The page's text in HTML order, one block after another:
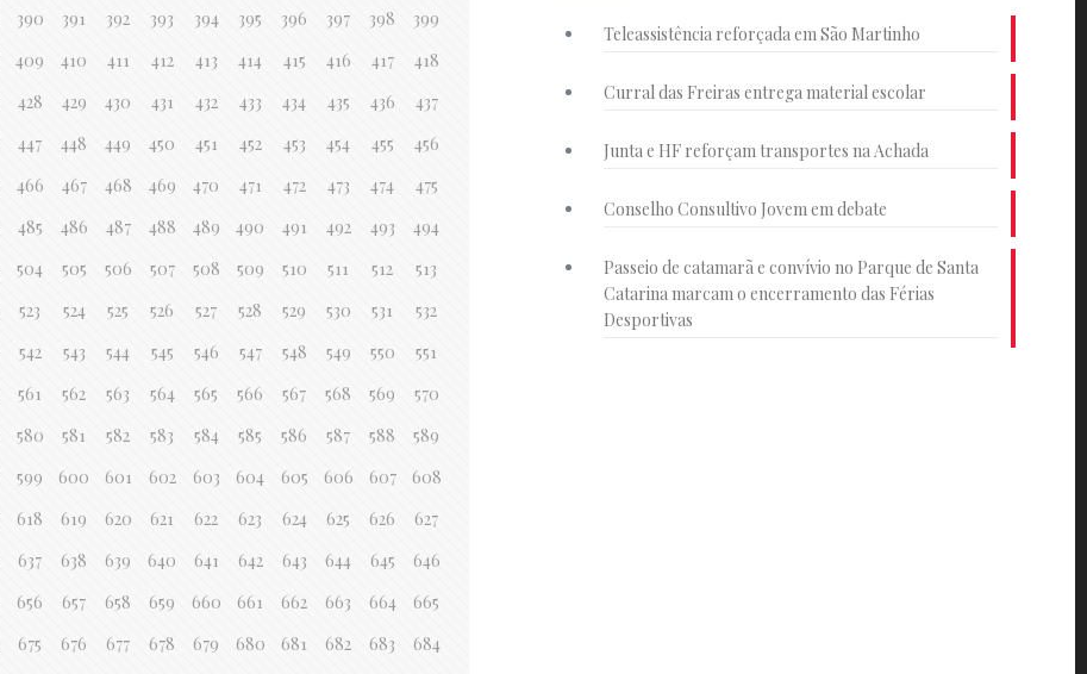
390 391 392 393 394 395 396 397 398
399
409 410 411 412 413 414 415 416 417
418
428 429 430 431 432 433 434 435 436
437
447 448 449 450 451 452 453 454 455
456
466 467 468 469 470 471 472 473 474
475
485 486 487 488 489 490 491 492 493
494
504 505 506 507 508 509 510 511 512
513
523 524 525 526 527 528 529 530 531
532
542 543 544 545 546 547 548 549 550
551
561 562 563 564 565 566 567 568 569
570
580 581 582 583 584 585 586 587 588
589
599 600 601 602 603 604 605 606 607
608
618 619 620 621 622 623 624 625 626
627
637 638 639 640 641 642 643 644 645
646
656 657 658 659 660 661 662 663 664
665
675 676 677 678 679 680 681 682 683 684
Teleassistência reforçada em São Martinho
Curral das Freiras entrega material escolar
Junta e HF reforçam transportes na Achada
Conselho Consultivo Jovem em debate
Passeio de catamarã e convívio no Parque de Santa
Catarina marcam o encerramento das Férias
Desportivas